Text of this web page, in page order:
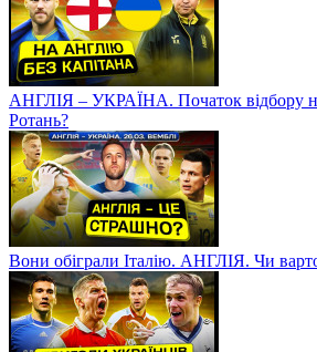
АНГЛІЯ – УКРАЇНА. Початок відбору
Ротань?
Вони обіграли Італію. АНГЛІЯ. Чи